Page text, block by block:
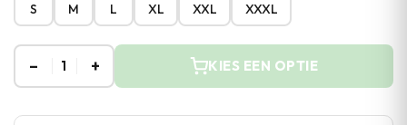
S
M L XL XXL XXXL
– 1 + KIES EEN OPTIE